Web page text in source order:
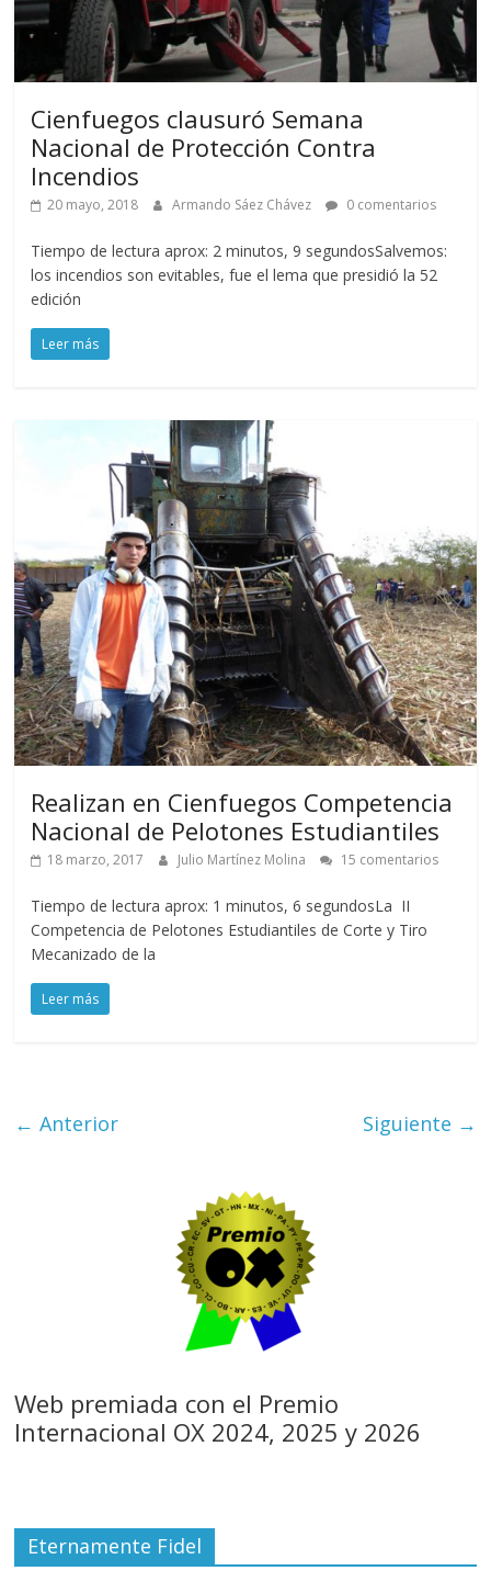
Cienfuegos clausuró Semana
Nacional de Protección Contra
Incendios
20 mayo, 2018 Armando Sáez Chávez 0 comentarios
Tiempo de lectura aprox: 2 minutos, 9 segundosSalvemos:
los incendios son evitables, fue el lema que presidió la 52
edición
Leer más
Realizan en Cienfuegos Competencia
Nacional de Pelotones Estudiantiles
18 marzo, 2017 Julio Martínez Molina 15 comentarios
Tiempo de lectura aprox: 1 minutos, 6 segundosLa II
Competencia de Pelotones Estudiantiles de Corte y Tiro
Mecanizado de la
Leer más
← Anterior Siguiente →
Web premiada con el Premio
Internacional OX 2024, 2025 y 2026
Eternamente Fidel